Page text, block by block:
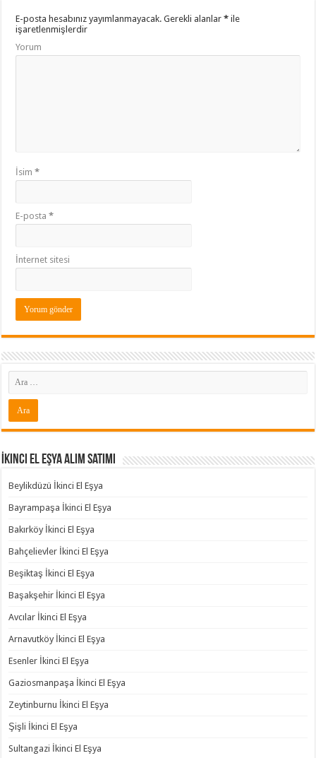
E-posta hesabınız yayımlanmayacak. Gerekli alanlar* ile
işaretlenmişlerdir
Yorum
İsim*
E-posta*
İnternet sitesi
İkinci El Eşya Alım Satımı
Beylikdüzü İkinci El Eşya
Bayrampaşa İkinci El Eşya
Bakırköy İkinci El Eşya
Bahçelievler İkinci El Eşya
Beşiktaş İkinci El Eşya
Başakşehir İkinci El Eşya
Avcılar İkinci El Eşya
Arnavutköy İkinci El Eşya
Esenler İkinci El Eşya
Gaziosmanpaşa İkinci El Eşya
Zeytinburnu İkinci El Eşya
Şişli İkinci El Eşya
Sultangazi İkinci El Eşya